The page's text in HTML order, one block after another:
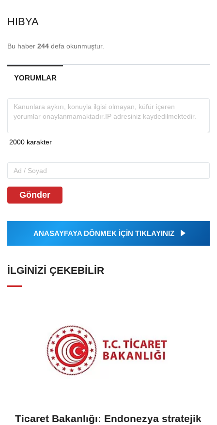
HIBYA
Bu haber 244 defa okunmuştur.
YORUMLAR
Gönder
ANASAYFAYA DÖNMEK İÇİN TIKLAYINIZ
İLGINIZI ÇEKEBILIR
Ticaret Bakanlığı: Endonezya stratejik